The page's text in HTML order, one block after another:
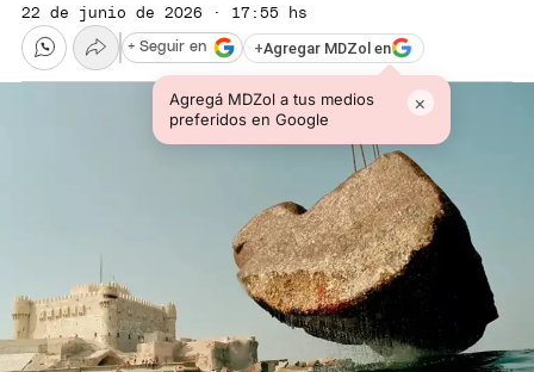
22 de junio de 2026 · 17:55 hs
+Agregar MDZol en
Agregá MDZol a tus medios
preferidos en Google
×
+ Seguir en